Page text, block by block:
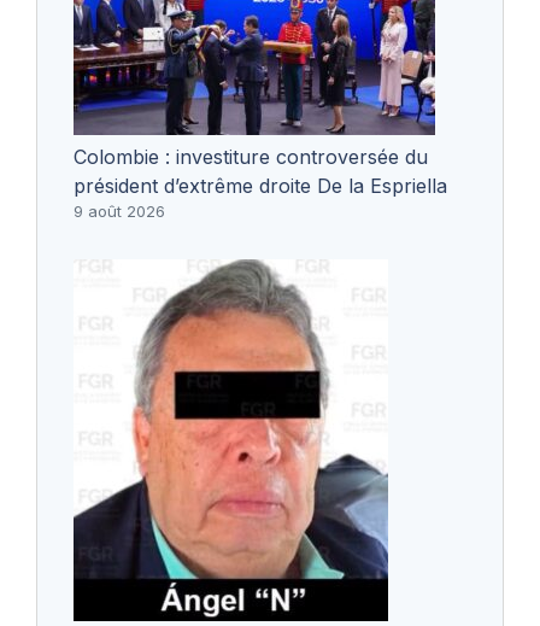
Colombie : investiture controversée du
président d’extrême droite De la Espriella
9 août 2026